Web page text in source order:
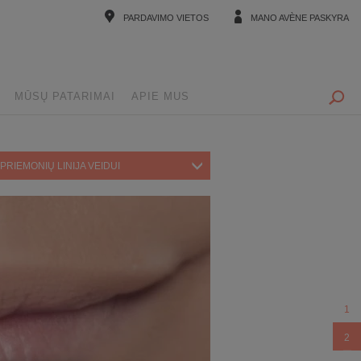
PARDAVIMO VIETOS MANO AVÈNE PASKYRA
MŪSŲ PATARIMAI APIE MUS
PRIEMONIŲ LINIJA VEIDUI
1
2